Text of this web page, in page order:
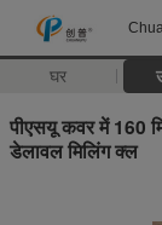
घर
पीएसयू कवर में 160
डेलावल मिलिंग क्ल